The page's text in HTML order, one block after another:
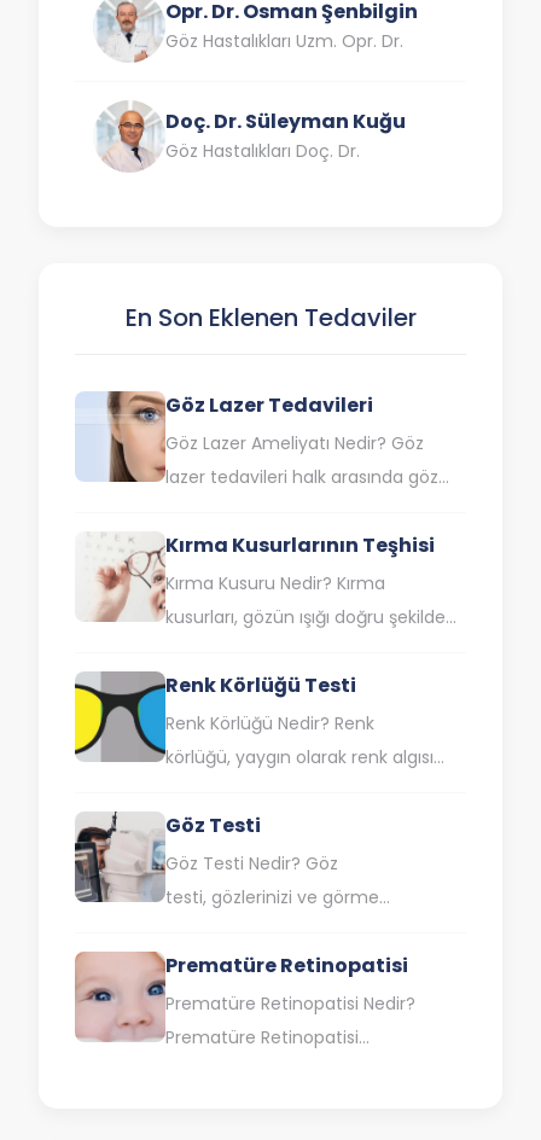
Opr. Dr. Osman Şenbilgin
Göz Hastalıkları Uzm. Opr. Dr.
Doç. Dr. Süleyman Kuğu
Göz Hastalıkları Doç. Dr.
En Son Eklenen Tedaviler
Göz Lazer Tedavileri
Göz Lazer Ameliyatı Nedir? Göz
lazer tedavileri halk arasında göz
ameliyatı, saydam tabaka olan
korneanın lazer ışınıyla…
Kırma Kusurlarının Teşhisi
Kırma Kusuru Nedir? Kırma
kusurları, gözün ışığı doğru şekilde
yaygın görme bozukluklarıdır.
Özellikle bu durum, uzağı veya
yakını…
Renk Körlüğü Testi
Renk Körlüğü Nedir? Renk
körlüğü, yaygın olarak renk algısı
renkleri veya tonları görme veya
ayırt…
Göz Testi
Göz Testi Nedir? Göz
testi, gözlerinizi ve görme
kullanılan bir dizi testtir. Bu testler,
göz doktorları tarafından kapsamlı…
Prematüre Retinopatisi
Prematüre Retinopatisi Nedir?
Prematüre Retinopatisi